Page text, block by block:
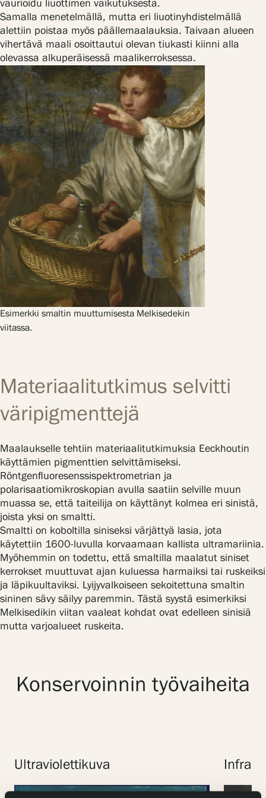
vaurioidu liuottimen vaikutuksesta.
Samalla menetelmällä, mutta eri liuotinyhdistelmällä
alettiin poistaa myös päällemaalauksia. Taivaan alueen
vihertävä maali osoittautui olevan tiukasti kiinni alla
olevassa alkuperäisessä maalikerroksessa.
Esimerkki smaltin muuttumisesta Melkisedekin
viitassa.
Materiaalitutkimus selvitti
väripigmenttejä
Maalaukselle tehtiin materiaalitutkimuksia Eeckhoutin
käyttämien pigmenttien selvittämiseksi.
Röntgenfluoresenssispektrometrian ja
polarisaatiomikroskopian avulla saatiin selville muun
muassa se, että taiteilija on käyttänyt kolmea eri sinistä,
joista yksi on smaltti.
Smaltti on koboltilla siniseksi värjättyä lasia, jota
käytettiin 1600-luvulla korvaamaan kallista ultramariinia.
Myöhemmin on todettu, että smaltilla maalatut siniset
kerrokset muuttuvat ajan kuluessa harmaiksi tai ruskeiksi
ja läpikuultaviksi. Lyijyvalkoiseen sekoitettuna smaltin
sininen sävy säilyy paremmin. Tästä syystä esimerkiksi
Melkisedikin viitan vaaleat kohdat ovat edelleen sinisiä
mutta varjoalueet ruskeita.
Konservoinnin työvaiheita
Ultraviolettikuva